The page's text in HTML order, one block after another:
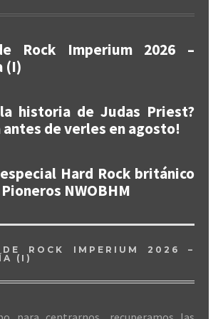
Rock Imperium 2026 –
(I)
la historia de Judas Priest?
antes de verles en agosto!
Hard Rock británico
NWOBHM
DE ROCK IMPERIUM 2026 –
(I)